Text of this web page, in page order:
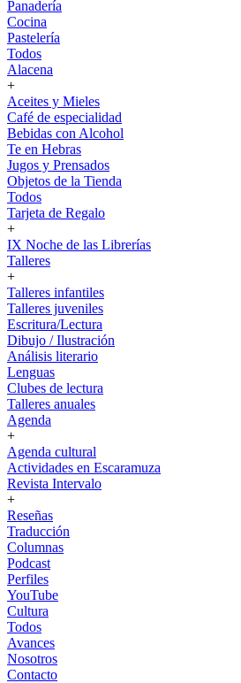
Panadería
Cocina
Pastelería
Todos
Alacena
+
Aceites y Mieles
Café de especialidad
Bebidas con Alcohol
Te en Hebras
Jugos y Prensados
Objetos de la Tienda
Todos
Tarjeta de Regalo
+
IX Noche de las Librerías
Talleres
+
Talleres infantiles
Talleres juveniles
Escritura/Lectura
Dibujo / Ilustración
Análisis literario
Lenguas
Clubes de lectura
Talleres anuales
Agenda
+
Agenda cultural
Actividades en Escaramuza
Revista Intervalo
+
Reseñas
Traducción
Columnas
Podcast
Perfiles
YouTube
Cultura
Todos
Avances
Nosotros
Contacto